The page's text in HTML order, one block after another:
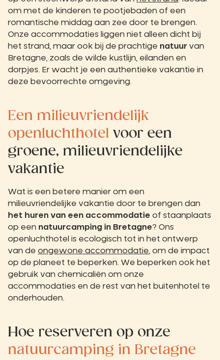
om met de kinderen te pootjebaden of een
romantische middag aan zee door te brengen.
Onze accommodaties liggen niet alleen dicht bij
het strand, maar ook bij de prachtige natuur van
Bretagne, zoals de wilde kustlijn, eilanden en
dorpjes. Er wacht je een authentieke vakantie in
deze bevoorrechte omgeving.
Een milieuvriendelijk
openluchthotel voor een
groene, milieuvriendelijke
vakantie
Wat is een betere manier om een
milieuvriendelijke vakantie door te brengen dan
het huren van een accommodatie of staanplaats
op een natuurcamping in Bretagne? Ons
openluchthotel is ecologisch tot in het ontwerp
van de ongewone accommodatie , om de impact
op de planeet te beperken. We beperken ook het
gebruik van chemicaliën om onze
accommodaties en de rest van het buitenhotel te
onderhouden.
Hoe reserveren op onze
natuurcamping in Bretagne